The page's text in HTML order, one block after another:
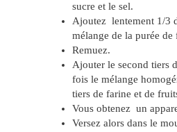
sucre et le sel.
Ajoutez lentement 1/3
mélange de la purée de
Remuez.
Ajouter le second tiers
fois le mélange
tiers de farine et de
Vous obtenez un
Versez alors dans le